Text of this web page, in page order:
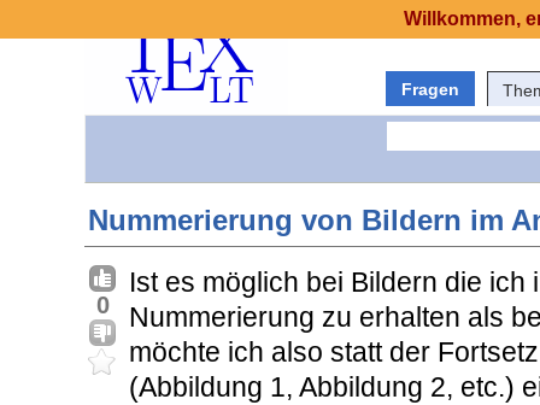
Fragen
Nummerierung von Bildern im
0
Ist es möglich bei Bildern die
Nummerierung zu erhalten als
möchte ich also statt der
(Abbildung 1, Abbildung 2, etc.)
Willkommen,